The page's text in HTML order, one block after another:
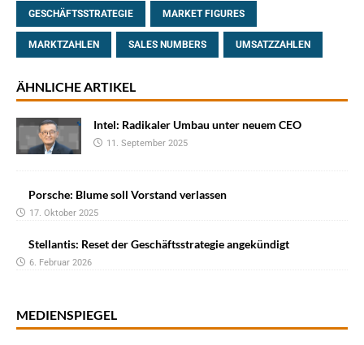
GESCHÄFTSSTRATEGIE MARKET FIGURES
MARKTZAHLEN SALES NUMBERS UMSATZZAHLEN
ÄHNLICHE ARTIKEL
Intel: Radikaler Umbau unter neuem CEO
11. September 2025
Porsche: Blume soll Vorstand verlassen
17. Oktober 2025
Stellantis: Reset der Geschäftsstrategie angekündigt
6. Februar 2026
MEDIENSPIEGEL